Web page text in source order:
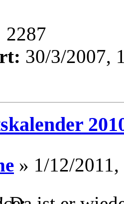
2287
30/3/2007,
» 1/12/